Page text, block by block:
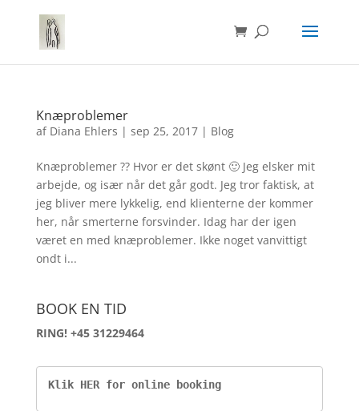
Knæproblemer
af Diana Ehlers | sep 25, 2017| Blog
Knæproblemer ?? Hvor er det skønt 🙂 Jeg elsker mit
arbejde, og især når det går godt. Jeg tror faktisk, at
jeg bliver mere lykkelig, end klienterne der kommer
her, når smerterne forsvinder. Idag har der igen
været en med knæproblemer. Ikke noget vanvittigt
ondt i...
BOOK EN TID
RING! +45 31229464
Klik HER for online booking